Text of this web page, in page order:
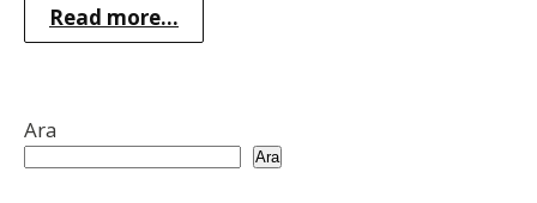
Read more...
Ara
Ara